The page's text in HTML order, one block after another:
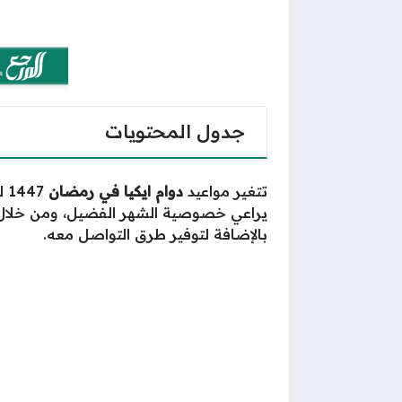
جدول المحتويات
تتغير مواعيد دوام ايكيا في رمضان
يراعي خصوصية الشهر الفضيل، ومن
بالإضافة لتوفير طرق التواصل معه.